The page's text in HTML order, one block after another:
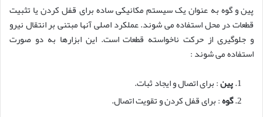
پین و گوه به عنوان یک سیستم مکانیکی ساده برای قفل کردن یا تثبیت
قطعات در محل استفاده می شوند. عملکرد اصلی آنها مبتنی بر انتقال نیرو
و جلوگیری از حرکت ناخواسته قطعات است. این ابزارها به دو صورت
استفاده می شوند :
پین: برای اتصال و ایجاد ثبات.
گوه: برای قفل کردن و تقویت اتصال.